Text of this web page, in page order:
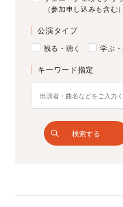
（参加申し込みも含む）
公演タイプ
観る・聴く 学ぶ
キーワード指定
検索する